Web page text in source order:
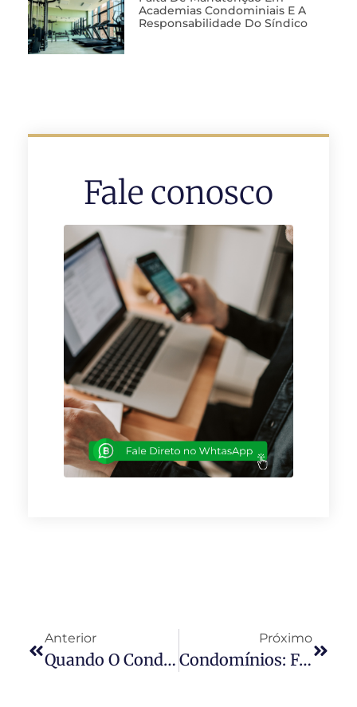
Academias Condominiais E A
Responsabilidade Do Síndico
Fale conosco
Anterior
Quando O Condomínio Deixa De Ser Refúgio: O Que Revela O Aumento Da Criminalidade
Próximo
Condomínios: Falta De Energia E O Papel Da Gestão